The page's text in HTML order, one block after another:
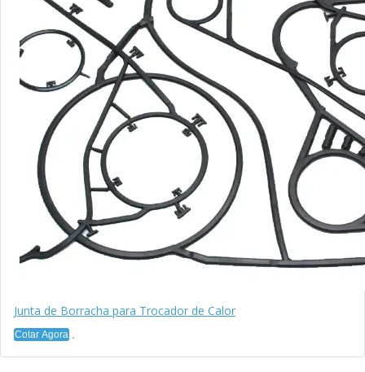
Junta de Borracha para Trocador de Calor
Cotar Agora